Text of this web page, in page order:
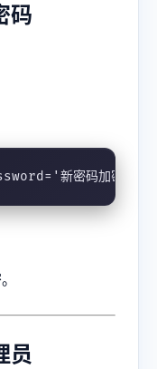
码
新密码加密值'
员